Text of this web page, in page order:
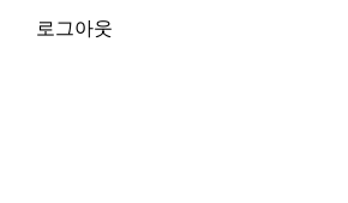
로그아웃